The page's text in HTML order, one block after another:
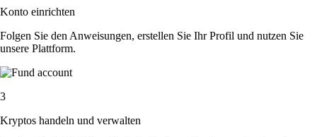
Konto einrichten
Folgen Sie den Anweisungen, erstellen Sie Ihr Profil und nutzen Sie
unsere Plattform.
3
Kryptos handeln und verwalten